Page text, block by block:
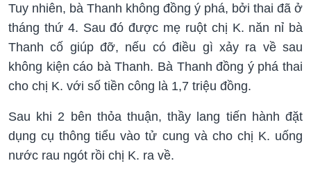
Tuy nhiên, bà Thanh không đồng ý phá, bởi thai đã ở
tháng thứ 4. Sau đó được mẹ ruột chị K. năn nỉ bà
Thanh cố giúp đỡ, nếu có điều gì xảy ra về sau
không kiện cáo bà Thanh. Bà Thanh đồng ý phá thai
cho chị K. với số tiền công là 1,7 triệu đồng.
Sau khi 2 bên thỏa thuận, thầy lang tiến hành đặt
dụng cụ thông tiểu vào tử cung và cho chị K. uống
nước rau ngót rồi chị K. ra về.